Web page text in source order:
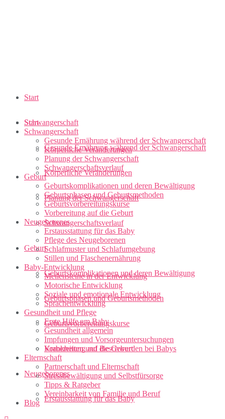
Start
Schwangerschaft
Gesunde Ernährung während der Schwangerschaft
Körperliche Veränderungen
Planung der Schwangerschaft
Schwangerschaftsverlauf
Geburt
Geburtskomplikationen und deren Bewältigung
Geburtsphasen und Geburtsmethoden
Geburtsvorbereitungskurse
Vorbereitung auf die Geburt
Neugeborenes
Erstausstattung für das Baby
Start
Schwangerschaft
Gesunde Ernährung während der Schwangerschaft
Körperliche Veränderungen
Planung der Schwangerschaft
Schwangerschaftsverlauf
Geburt
Geburtskomplikationen und deren Bewältigung
Geburtsphasen und Geburtsmethoden
Geburtsvorbereitungskurse
Vorbereitung auf die Geburt
Neugeborenes
Erstausstattung für das Baby
Pflege des Neugeborenen
Schlafmuster und Schlafumgebung
Stillen und Flaschenernährung
Baby-Entwicklung
Meilensteine in der Entwicklung
Motorische Entwicklung
Soziale und emotionale Entwicklung
Sprachentwicklung
Gesundheit und Pflege
Erste Hilfe am Baby
Gesundheit allgemein
Impfungen und Vorsorgeuntersuchungen
Krankheiten und Beschwerden bei Babys
Elternschaft
Partnerschaft und Elternschaft
Stressbewältigung und Selbstfürsorge
Tipps & Ratgeber
Vereinbarkeit von Familie und Beruf
Blog